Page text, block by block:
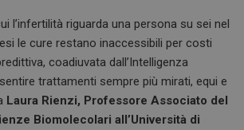
l’infertilità riguarda una persona su sei nel
le cure restano inaccessibili per costi
coadiuvata dall’Intelligenza
trattamenti sempre più mirati, equi e
Laura Rienzi, Professore Associato del
Biomolecolari all’Università di